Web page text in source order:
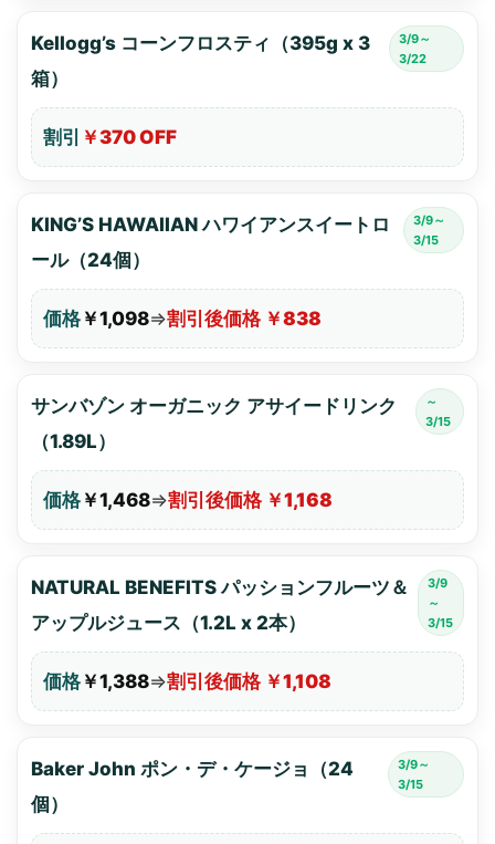
Kellogg’s コーンフロスティ（395g x 3
箱）
3/9～
3/22
割引 ￥370 OFF
KING’S HAWAIIAN ハワイアンスイートロ
ール（24個）
3/9～
3/15
価格 ￥1,098⇒割引後価格 ￥838
サンバゾン オーガニック アサイードリンク
（1.89L）
～
3/15
価格 ￥1,468⇒割引後価格 ￥1,168
NATURAL BENEFITS パッションフルーツ＆
アップルジュース（1.2L x 2本）
3/9
～
3/15
価格 ￥1,388⇒割引後価格 ￥1,108
Baker John ポン・デ・ケージョ（24
個）
3/9～
3/15